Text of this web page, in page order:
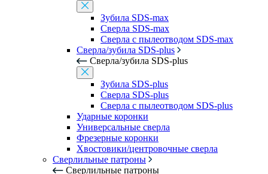
Зубила SDS-max
Сверла SDS-max
Сверла с пылеотводом SDS-max
Сверла/зубила SDS-plus
Сверла/зубила SDS-plus
Зубила SDS-plus
Сверла SDS-plus
Сверла с пылеотводом SDS-plus
Ударные коронки
Универсальные сверла
Фрезерные коронки
Хвостовики/центровочные сверла
Сверлильные патроны
Сверлильные патроны